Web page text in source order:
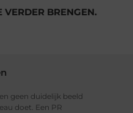
VERDER BRENGEN.
geen duidelijk beeld
doet. Een PR